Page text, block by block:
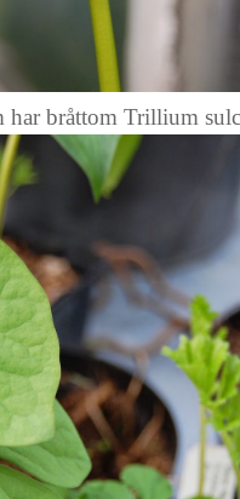
har bråttom Trillium